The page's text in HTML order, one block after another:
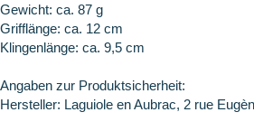
Gewicht: ca. 87 g
Grifflänge: ca. 12 cm
Klingenlänge: ca. 9,5 cm
Angaben zur Produktsicherheit:
Hersteller: Laguiole en Aubrac, 2 rue